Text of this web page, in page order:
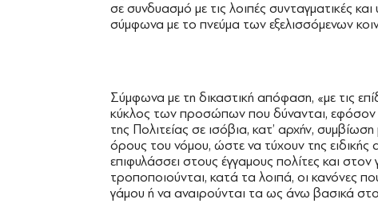
σε συνδυασμό με τις λοιπές συνταγματικές
σύμφωνα με το πνεύμα των εξελισσόμενων
Σύμφωνα με τη δικαστική απόφαση, «με τις
κύκλος των προσώπων που δύνανται, εφόσον
της Πολιτείας σε ισόβια, κατ’ αρχήν,
όρους του νόμου, ώστε να τύχουν της
επιφυλάσσει στους έγγαμους πολίτες και
τροποποιούνται, κατά τα λοιπά, οι κανόνες
γάμου ή να αναιρούνται τα ως άνω βασικά